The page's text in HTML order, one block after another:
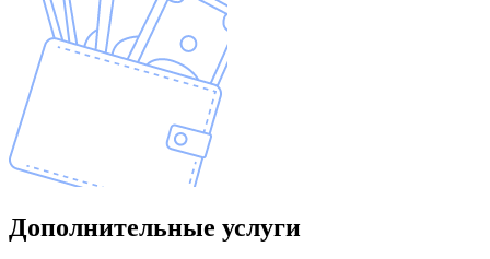
Дополнительные услуги